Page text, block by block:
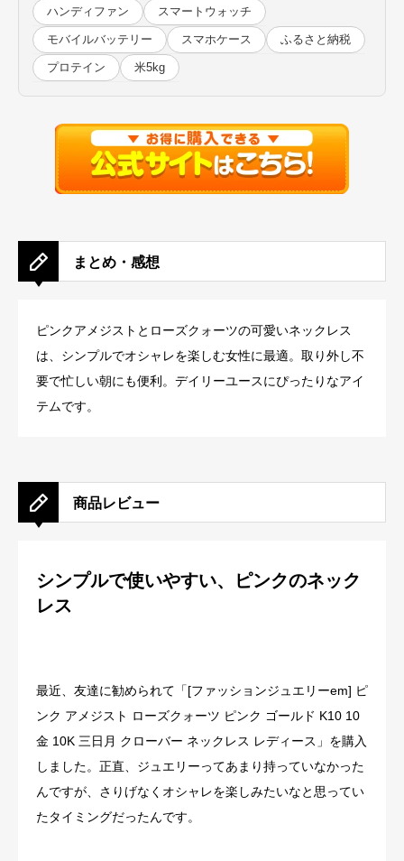
ハンディファン スマートウォッチ
モバイルバッテリー スマホケース ふるさと納税
プロテイン 米5kg
まとめ・感想
ピンクアメジストとローズクォーツの可愛いネックレス
は、シンプルでオシャレを楽しむ女性に最適。取り外し不
要で忙しい朝にも便利。デイリーユースにぴったりなアイ
テムです。
商品レビュー
シンプルで使いやすい、ピンクのネック
レス
最近、友達に勧められて「[ファッションジュエリーem] ピ
ンク アメジスト ローズクォーツ ピンク ゴールド K10 10
金 10K 三日月 クローバー ネックレス レディース」を購入
しました。正直、ジュエリーってあまり持っていなかった
んですが、さりげなくオシャレを楽しみたいなと思ってい
たタイミングだったんです。